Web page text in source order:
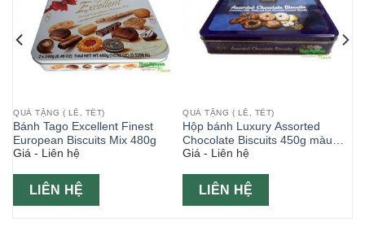
QUÀ TẶNG ( LỄ, TẾT)
Bánh Tago Excellent Finest
European Biscuits Mix 480g
Giá - Liên hệ
LIÊN HỆ
QUÀ TẶNG ( LỄ, TẾT)
Hộp bánh Luxury Assorted
Chocolate Biscuits 450g màu
xanh
Giá - Liên hệ
LIÊN HỆ